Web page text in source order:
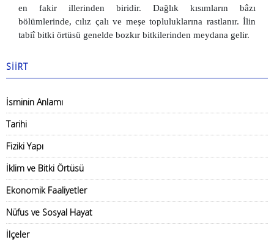
en fakir illerinden biridir. Dağlık kısımların bâzı
bölümlerinde, cılız çalı ve meşe topluluklarına rastlanır. İlin
tabiî bitki örtüsü genelde bozkır bitkilerinden meydana gelir.
SİİRT
İsminin Anlamı
Tarihi
Fiziki Yapı
İklim ve Bitki Örtüsü
Ekonomik Faaliyetler
Nüfus ve Sosyal Hayat
İlçeler